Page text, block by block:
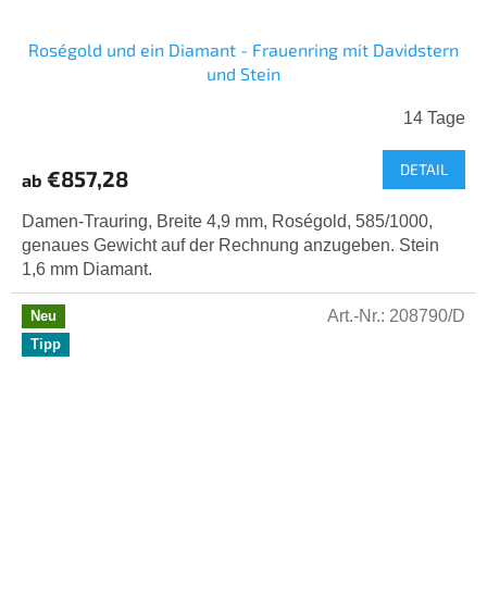
Roségold und ein Diamant - Frauenring mit Davidstern
und Stein
14 Tage
ab €857,28 DETAIL
Damen-Trauring, Breite 4,9 mm, Roségold, 585/1000,
genaues Gewicht auf der Rechnung anzugeben. Stein
1,6 mm Diamant.
Neu
Tipp
Art.-Nr.: 208790/D